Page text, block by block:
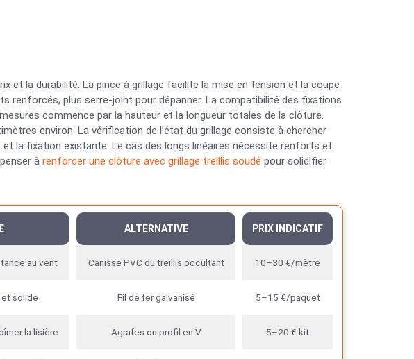
et la durabilité. La pince à grillage facilite la mise en tension et la coupe
renforcés, plus serre-joint pour dépanner. La compatibilité des fixations
commence par la hauteur et la longueur totales de la clôture.
environ. La vérification de l’état du grillage consiste à chercher
la fixation existante. Le cas des longs linéaires nécessite renforts et
à renforcer une clôture avec grillage treillis soudé pour solidifier
ALTERNATIVE PRIX INDICATIF
au vent Canisse PVC ou treillis occultant 10–30 €/mètre
et solide Fil de fer galvanisé 5–15 €/paquet
la lisière Agrafes ou profil en V 5–20 € kit